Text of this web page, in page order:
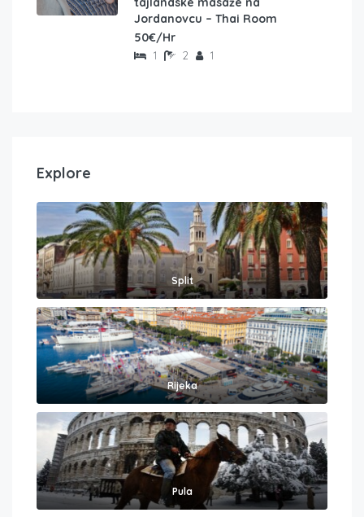
Jordanovcu – Thai Room
50€/Hr
1 2 1
Explore
Split
Rijeka
Pula